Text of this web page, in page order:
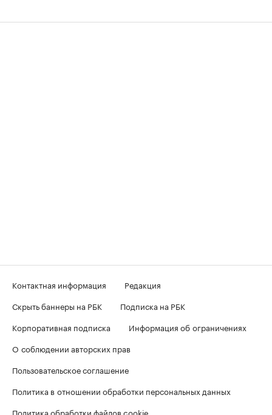
Контактная информация
Редакция
Скрыть баннеры на РБК
Подписка на РБК
Корпоративная подписка
Информация об ограничениях
О соблюдении авторских прав
Пользовательское соглашение
Политика в отношении обработки персональных данных
Политика обработки файлов cookie